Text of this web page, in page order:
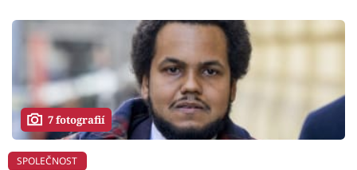
7 fotografií
SPOLEČNOST